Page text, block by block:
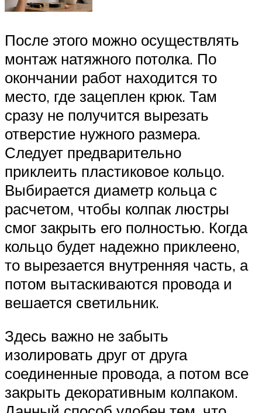
После этого можно осуществлять
монтаж натяжного потолка. По
окончании работ находится то
место, где зацеплен крюк. Там
сразу не получится вырезать
отверстие нужного размера.
Следует предварительно
приклеить пластиковое кольцо.
Выбирается диаметр кольца с
расчетом, чтобы колпак люстры
смог закрыть его полностью. Когда
кольцо будет надежно приклеено,
то вырезается внутренняя часть, а
потом вытаскиваются провода и
вешается светильник.
Здесь важно не забыть
изолировать друг от друга
соединенные провода, а потом все
закрыть декоративным колпаком.